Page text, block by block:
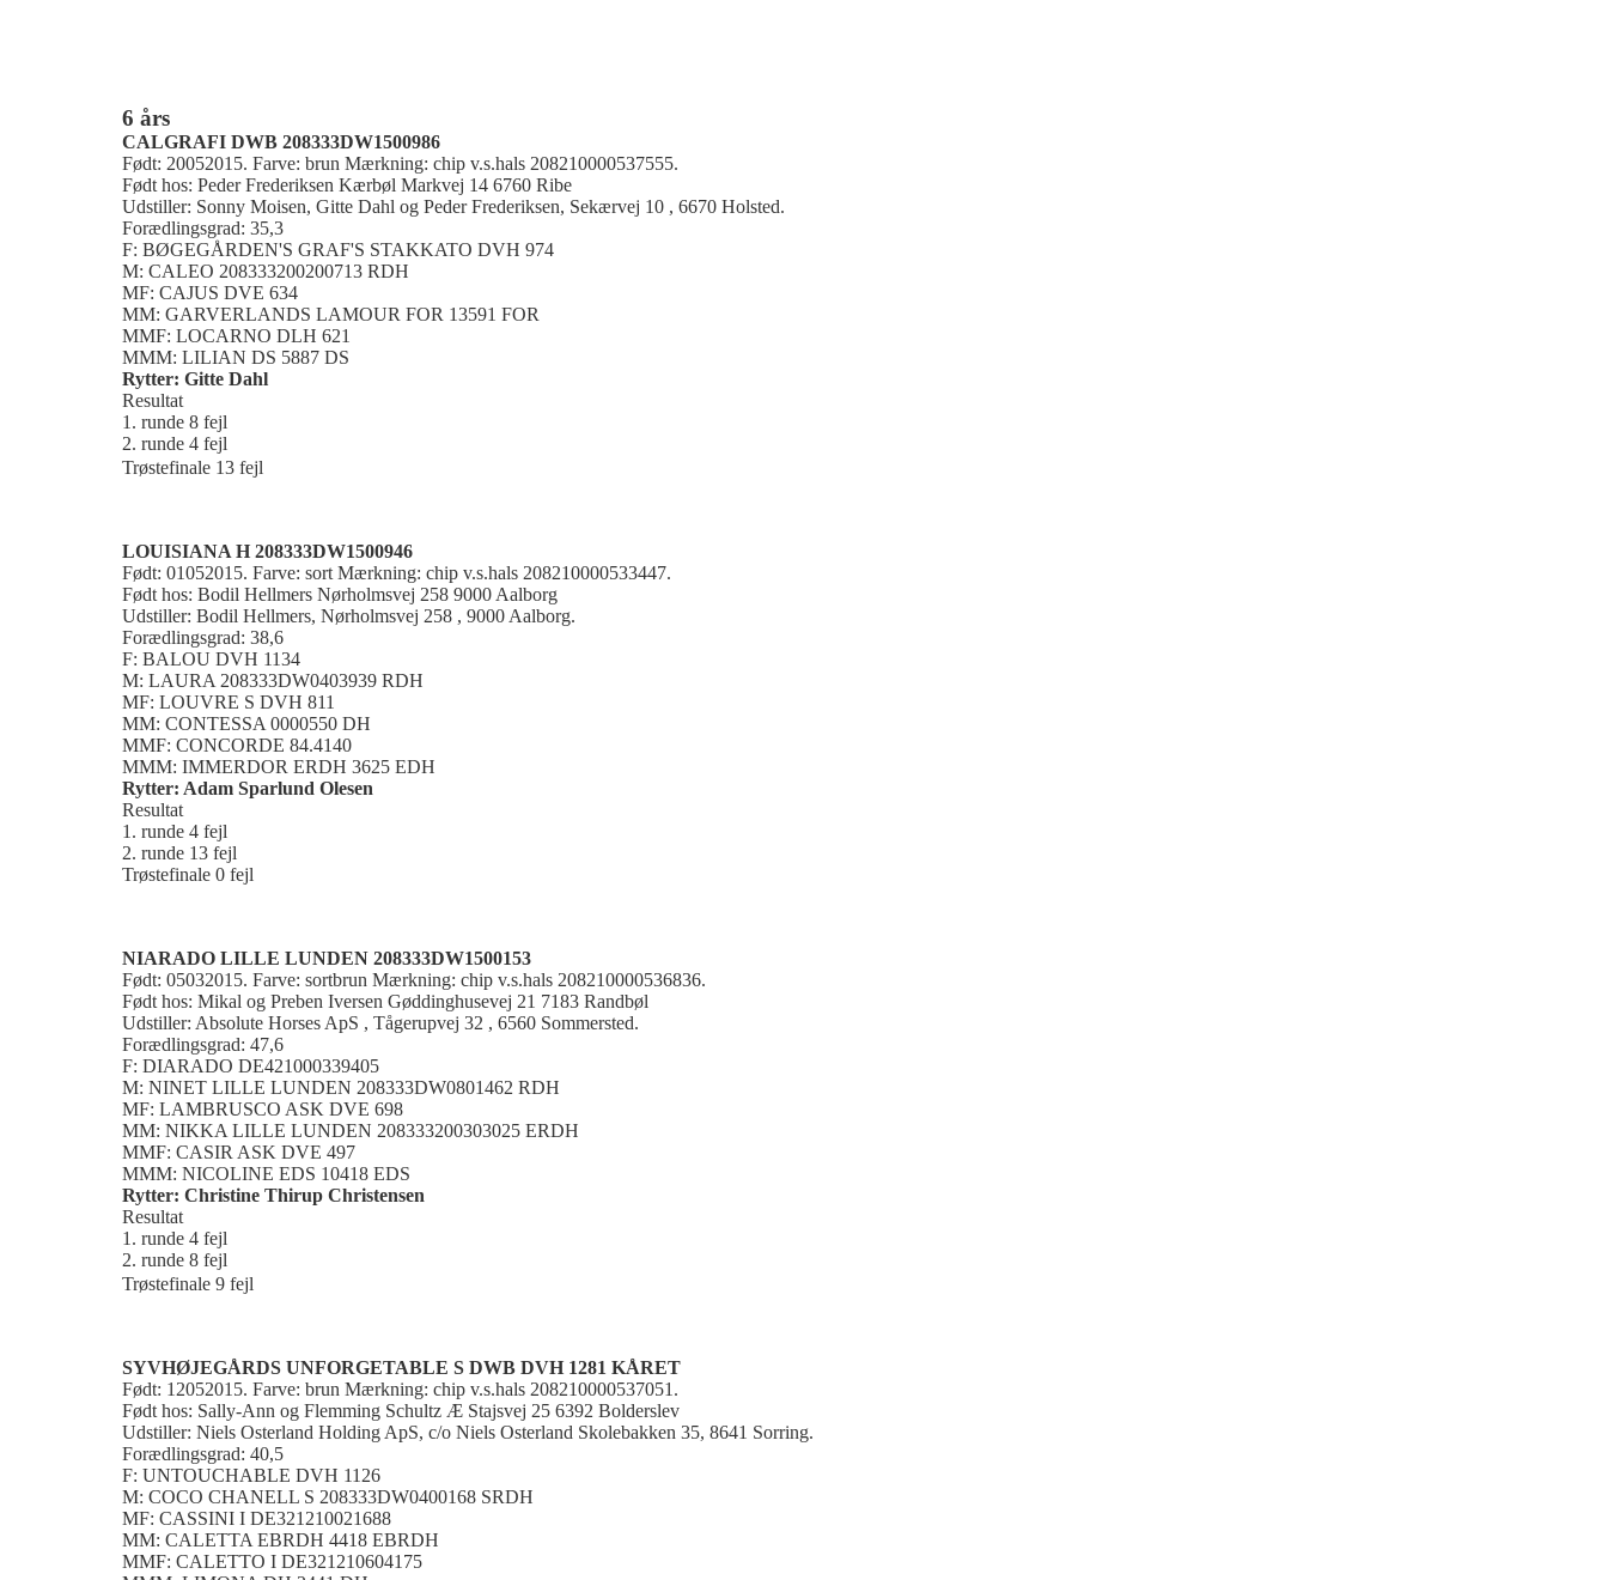
6 års
CALGRAFI DWB 208333DW1500986
Født: 20052015. Farve: brun Mærkning: chip v.s.hals 208210000537555.
Født hos: Peder Frederiksen Kærbøl Markvej 14 6760 Ribe
Udstiller: Sonny Moisen, Gitte Dahl og Peder Frederiksen, Sekærvej 10 , 6670 Holsted.
Forædlingsgrad: 35,3
F: BØGEGÅRDEN'S GRAF'S STAKKATO DVH 974
M: CALEO 208333200200713 RDH
MF: CAJUS DVE 634
MM: GARVERLANDS LAMOUR FOR 13591 FOR
MMF: LOCARNO DLH 621
MMM: LILIAN DS 5887 DS
Rytter: Gitte Dahl
Resultat
1. runde 8 fejl
2. runde 4 fejl
Trøstefinale 13 fejl
LOUISIANA H 208333DW1500946
Født: 01052015. Farve: sort Mærkning: chip v.s.hals 208210000533447.
Født hos: Bodil Hellmers Nørholmsvej 258 9000 Aalborg
Udstiller: Bodil Hellmers, Nørholmsvej 258 , 9000 Aalborg.
Forædlingsgrad: 38,6
F: BALOU DVH 1134
M: LAURA 208333DW0403939 RDH
MF: LOUVRE S DVH 811
MM: CONTESSA 0000550 DH
MMF: CONCORDE 84.4140
MMM: IMMERDOR ERDH 3625 EDH
Rytter: Adam Sparlund Olesen
Resultat
1. runde 4 fejl
2. runde 13 fejl
Trøstefinale 0 fejl
NIARADO LILLE LUNDEN 208333DW1500153
Født: 05032015. Farve: sortbrun Mærkning: chip v.s.hals 208210000536836.
Født hos: Mikal og Preben Iversen Gøddinghusevej 21 7183 Randbøl
Udstiller: Absolute Horses ApS , Tågerupvej 32 , 6560 Sommersted.
Forædlingsgrad: 47,6
F: DIARADO DE421000339405
M: NINET LILLE LUNDEN 208333DW0801462 RDH
MF: LAMBRUSCO ASK DVE 698
MM: NIKKA LILLE LUNDEN 208333200303025 ERDH
MMF: CASIR ASK DVE 497
MMM: NICOLINE EDS 10418 EDS
Rytter: Christine Thirup Christensen
Resultat
1. runde 4 fejl
2. runde 8 fejl
Trøstefinale 9 fejl
SYVHØJEGÅRDS UNFORGETABLE S DWB DVH 1281 KÅRET
Født: 12052015. Farve: brun Mærkning: chip v.s.hals 208210000537051.
Født hos: Sally-Ann og Flemming Schultz Æ Stajsvej 25 6392 Bolderslev
Udstiller: Niels Osterland Holding ApS, c/o Niels Osterland Skolebakken 35, 8641 Sorring.
Forædlingsgrad: 40,5
F: UNTOUCHABLE DVH 1126
M: COCO CHANELL S 208333DW0400168 SRDH
MF: CASSINI I DE321210021688
MM: CALETTA EBRDH 4418 EBRDH
MMF: CALETTO I DE321210604175